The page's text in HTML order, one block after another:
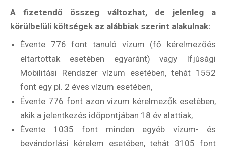
A fizetendő összeg változhat, de jelenleg a
körülbelüli költségek az alábbiak szerint alakulnak:
Évente 776 font tanuló vízum (fő kérelmezőés
eltartottak esetében egyaránt) vagy Ifjúsági
Mobilitási Rendszer vízum esetében, tehát 1552
font egy pl. 2 éves vízum esetében,
Évente 776 font azon vízum kérelmezők esetében,
akik a jelentkezés időpontjában 18 év alattiak,
Évente 1035 font minden egyéb vízum- és
bevándorlási kérelem esetében, tehát 3105 font